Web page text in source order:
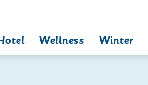
Wellness Winter